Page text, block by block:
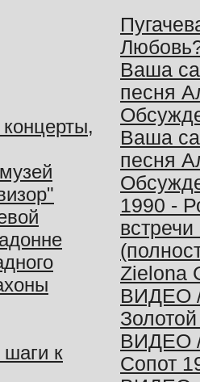
шаги к
Ваша
песня
Ваша
песня
1990 -
Zielona
ВИДЕО
ВИДЕО
Сопот